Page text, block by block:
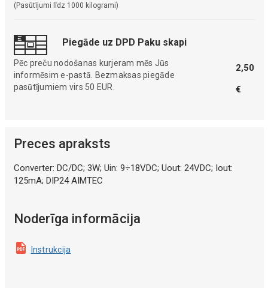
(Pasūtījumi līdz 1000 kilogrami)
Piegāde uz DPD Paku skapi
Pēc preču nodošanas kurjeram mēs Jūs
informēsim e-pastā. Bezmaksas piegāde
pasūtījumiem virs 50 EUR.
2,50
€
Preces apraksts
Converter: DC/DC; 3W; Uin: 9÷18VDC; Uout: 24VDC; Iout:
125mA; DIP24 AIMTEC
Noderīga informācija
Instrukcija